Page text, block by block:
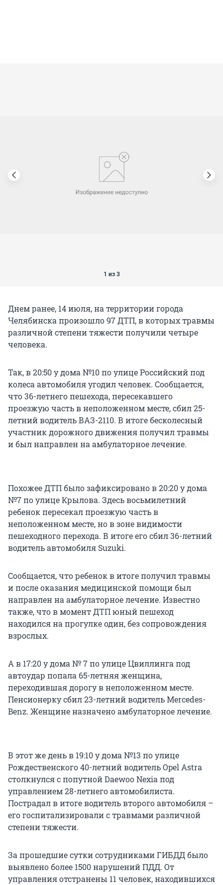
1 из 3
Днем ранее, 14 июля, на территории города
Челябинска произошло 97 ДТП, в которых травмы
различной степени тяжести получили четыре
человека.
Так, в 20:50 у дома №10 по улице Российский под
колеса автомобиля угодил человек. Сообщается,
что 36-летнего пешехода, пересекавшего
проезжую часть в неположенном месте, сбил 25-
летний водитель ВАЗ-2110. В итоге бесколесный
участник дорожного движения получил травмы
и был направлен на амбулаторное лечение.
Похожее ДТП было зафиксировано в 20:20 у дома
№7 по улице Крылова. Здесь восьмилетний
ребенок пересекал проезжую часть в
неположенном месте, но в зоне видимости
пешеходного перехода. В итоге его сбил 36-летний
водитель автомобиля Suzuki.
Сообщается, что ребенок в итоге получил травмы
и после оказания медицинской помощи был
направлен на амбулаторное лечение. Известно
также, что в момент ДТП юный пешеход
находился на прогулке один, без сопровождения
взрослых.
А в 17:20 у дома № 7 по улице Цвиллинга под
автоудар попала 65-летняя женщина,
переходившая дорогу в неположенном месте.
Пенсионерку сбил 23-летний водитель Mercedes-
Benz. Женщине назначено амбулаторное лечение.
В этот же день в 19:10 у дома №13 по улице
Рождественского 40-летний водитель Opel Astra
столкнулся с попутной Daewoo Nexia под
управлением 28-летнего автомобилиста.
Пострадал в итоге водитель второго автомобиля –
его госпитализировали с травмами различной
степени тяжести.
За прошедшие сутки сотрудниками ГИБДД было
выявлено более 1500 нарушений ПДД. От
управления отстранены 11 человек, находившихся